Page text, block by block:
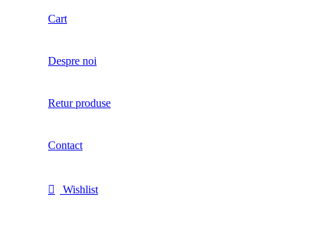
Cart
Despre noi
Retur produse
Contact
Wishlist